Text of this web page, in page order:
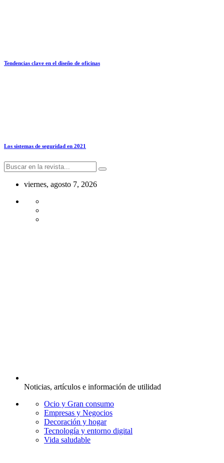
Tendencias clave en el diseño de oficinas
Los sistemas de seguridad en 2021
viernes, agosto 7, 2026
Noticias, artículos e información de utilidad
Ocio y Gran consumo
Empresas y Negocios
Decoración y hogar
Tecnología y entorno digital
Vida saludable